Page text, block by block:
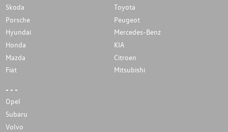
Skoda
Toyota
Porsche
Peugeot
Hyundai
Mercedes-Benz
Honda
KIA
Mazda
Citroen
Fiat
Mitsubishi
- - -
Opel
Subaru
Volvo